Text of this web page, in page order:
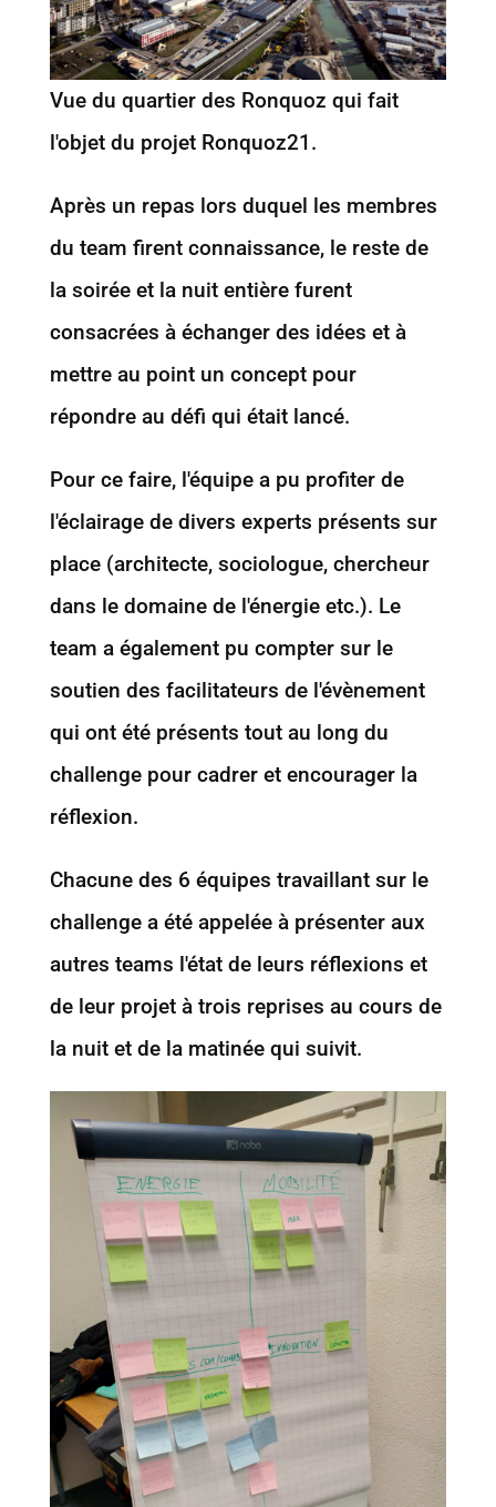
Vue du quartier des Ronquoz qui fait
l'objet du projet Ronquoz21.
Après un repas lors duquel les membres
du team firent connaissance, le reste de
la soirée et la nuit entière furent
consacrées à échanger des idées et à
mettre au point un concept pour
répondre au défi qui était lancé.
Pour ce faire, l'équipe a pu profiter de
l'éclairage de divers experts présents sur
place (architecte, sociologue, chercheur
dans le domaine de l'énergie etc.). Le
team a également pu compter sur le
soutien des facilitateurs de l'évènement
qui ont été présents tout au long du
challenge pour cadrer et encourager la
réflexion.
Chacune des 6 équipes travaillant sur le
challenge a été appelée à présenter aux
autres teams l'état de leurs réflexions et
de leur projet à trois reprises au cours de
la nuit et de la matinée qui suivit.